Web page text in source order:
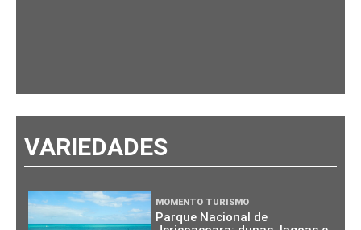
VARIEDADES
MOMENTO TURISMO
Parque Nacional de